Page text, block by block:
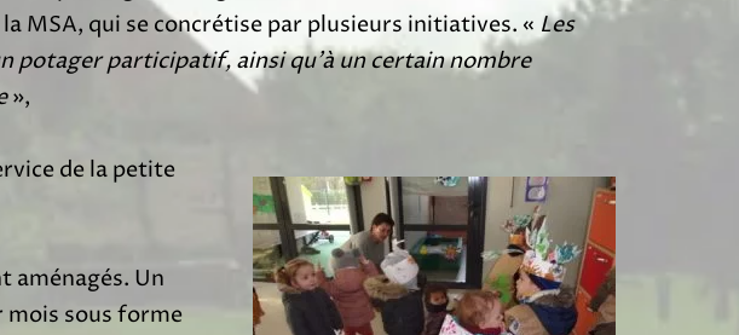
MSA, qui se concrétise par plusieurs initiatives. « Les
potager participatif, ainsi qu’à un certain nombre
»,
de la petite
aménagés. Un
sous forme